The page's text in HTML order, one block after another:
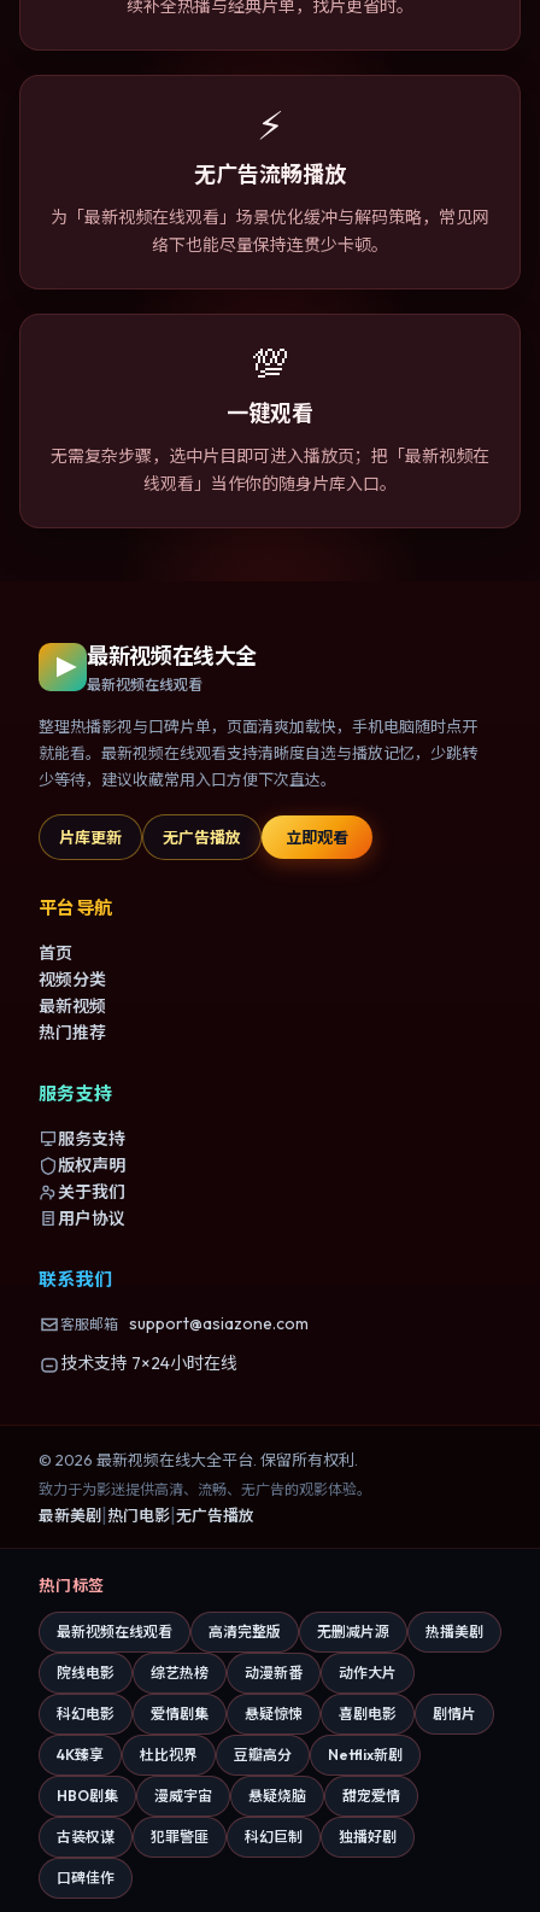
续补全热播与经典片单，找片更省时。
⚡
无广告流畅播放
为「最新视频在线观看」场景优化缓冲与解码策略，常见网
络下也能尽量保持连贯少卡顿。
💯
一键观看
无需复杂步骤，选中片目即可进入播放页；把「最新视频在
线观看」当作你的随身片库入口。
最新视频在线大全
最新视频在线观看
整理热播影视与口碑片单，页面清爽加载快，手机电脑随时点开
就能看。最新视频在线观看支持清晰度自选与播放记忆，少跳转
少等待，建议收藏常用入口方便下次直达。
片库更新 无广告播放 立即观看
平台导航
首页
视频分类
最新视频
热门推荐
服务支持
服务支持
版权声明
关于我们
用户协议
联系我们
客服邮箱 support@asiazone.com
技术支持 7×24小时在线
© 2026 最新视频在线大全平台. 保留所有权利.
致力于为影迷提供高清、流畅、无广告的观影体验。
最新美剧 |热门电影|无广告播放
热门标签
最新视频在线观看 高清完整版 无删减片源 热播美剧
院线电影 综艺热榜 动漫新番 动作大片
科幻电影 爱情剧集 悬疑惊悚 喜剧电影 剧情片
4K臻享 杜比视界 豆瓣高分 Netflix新剧
HBO剧集 漫威宇宙 悬疑烧脑 甜宠爱情
古装权谋 犯罪警匪 科幻巨制 独播好剧
口碑佳作